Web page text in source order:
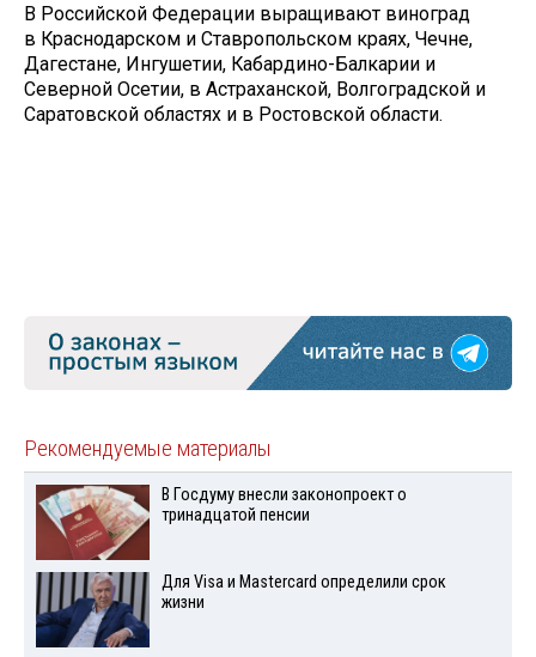
В Российской Федерации выращивают виноград
в Краснодарском и Ставропольском краях, Чечне,
Дагестане, Ингушетии, Кабардино-Балкарии и
Северной Осетии, в Астраханской, Волгоградской и
Саратовской областях и в Ростовской области.
Рекомендуемые материалы
В Госдуму внесли законопроект о
тринадцатой пенсии
Для Visа и Mastercard определили срок
жизни